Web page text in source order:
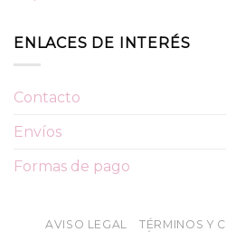
ENLACES DE INTERÉS
Contacto
Envíos
Formas de pago
AVISO LEGAL
TÉRMINOS Y